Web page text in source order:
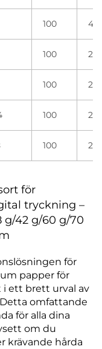
100 4
100 2
100 2
100 2
100 2
för
tryckning –
g/42 g/60 g/70
för
papper för
ett brett urval av
Detta omfattande
för alla dina
om du
krävande hårda